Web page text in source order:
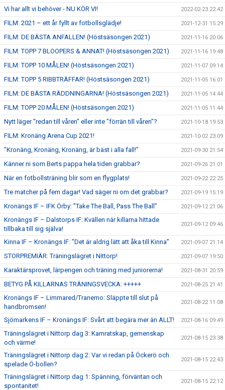
Vi har allt vi behöver - NU KÖR VI! 2022-02-23 22:42
FILM: 2021 – ett år fyllt av fotbollsglädje! 2021-12-31 15:29
FILM: DE BÄSTA ANFALLEN! (Höstsäsongen 2021) 2021-11-16 20:06
FILM: TOPP 7 BLOOPERS & ANNAT! (Höstsäsongen 2021) 2021-11-16 19:48
FILM: TOPP 10 MÅLEN! (Höstsäsongen 2021) 2021-11-07 09:14
FILM: TOPP 5 RIBBTRÄFFAR! (Höstsäsongen 2021) 2021-11-05 16:01
FILM: DE BÄSTA RÄDDNINGARNA! (Höstsäsongen 2021) 2021-11-05 14:44
FILM: TOPP 20 MÅLEN! (Höstsäsongen 2021) 2021-11-05 11:44
Nytt läger "redan till våren" eller inte "förrän till våren"? 2021-10-18 19:53
FILM: Kronäng Arena Cup 2021! 2021-10-02 23:09
”Kronäng, Kronäng, Kronäng, är bäst i alla fall!” 2021-09-30 21:54
Känner ni som Berts pappa hela tiden grabbar? 2021-09-26 21:01
När en fotbollsträning blir som en flygplats! 2021-09-22 22:25
Tre matcher på fem dagar! Vad säger ni om det grabbar? 2021-09-19 15:19
Kronängs IF – IFK Örby: ”Take The Ball, Pass The Ball” 2021-09-12 21:06
Kronängs IF – Dalstorps IF: Kvällen när killarna hittade
tillbaka till sig själva!
2021-09-12 09:46
Kinna IF – Kronängs IF: ”Det är aldrig lätt att åka till Kinna” 2021-09-07 21:14
STORPREMIÄR: Träningslägret i Nittorp! 2021-09-07 19:50
Karaktärsprovet, lärpengen och träning med juniorerna! 2021-08-31 20:59
BETYG PÅ KILLARNAS TRÄNINGSVECKA: +++++ 2021-08-25 21:41
Kronängs IF – Limmared/Tranemo: Släppte till slut på
handbromsen!
2021-08-22 11:08
Sjömarkens IF – Kronängs IF: Svårt att begära mer än ALLT! 2021-08-16 09:49
Träningslägret i Nittorp dag 3: Kamratskap, gemenskap
och värme!
2021-08-15 23:38
Träningslägret i Nittorp dag 2: Var vi redan på Öckerö och
spelade Ö-bollen?
2021-08-15 22:43
Träningslägret i Nittorp dag 1: Spänning, förväntan och
spontanitet!
2021-08-15 22:12